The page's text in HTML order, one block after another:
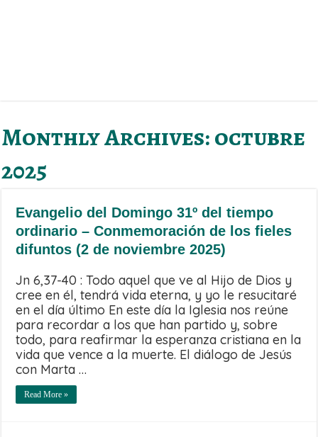
Monthly Archives:octubre
2025
Evangelio del Domingo 31º del tiempo
ordinario – Conmemoración de los fieles
difuntos (2 de noviembre 2025)
Jn 6,37-40 : Todo aquel que ve al Hijo de Dios y
cree en él, tendrá vida eterna, y yo le resucitaré
en el día último En este día la Iglesia nos reúne
para recordar a los que han partido y, sobre
todo, para reafirmar la esperanza cristiana en la
vida que vence a la muerte. El diálogo de Jesús
con Marta …
Read More »